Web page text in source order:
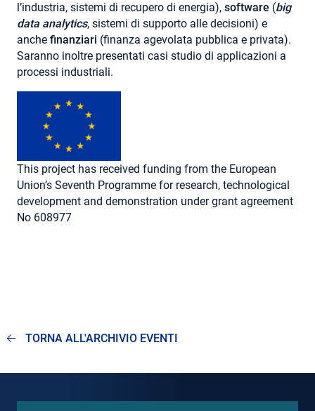
l’industria, sistemi di recupero di energia), software (big
data analytics, sistemi di supporto alle decisioni) e
anche finanziari (finanza agevolata pubblica e privata).
Saranno inoltre presentati casi studio di applicazioni a
processi industriali.
This project has received funding from the European
Union’s Seventh Programme for research, technological
development and demonstration under grant agreement
No 608977
TORNA ALL'ARCHIVIO EVENTI